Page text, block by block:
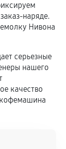
внешних
наряде.
Нивона
серьезные
нашего
качество